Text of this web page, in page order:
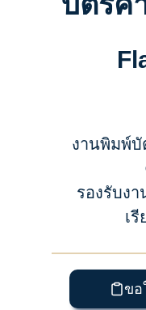
งานพิมพ์
รองรับง
เ
ขอ